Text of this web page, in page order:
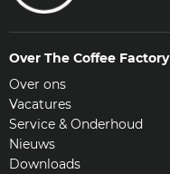
Over The Coffee Factory
Over ons
Vacatures
Service & Onderhoud
Nieuws
Downloads